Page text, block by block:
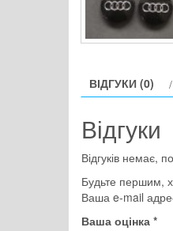
ВІДГУКИ (0)
Відгуки
Відгуків немає,
Будьте першим,
Ваша e-mail
Ваша оцінка *